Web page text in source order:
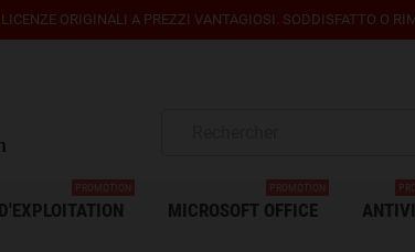
LICENZE ORIGINALI A PREZZI VANTAGIOSI. SODDISFATTO O
PROMOTION
MICROSOFT OFFICE
PROMOTION